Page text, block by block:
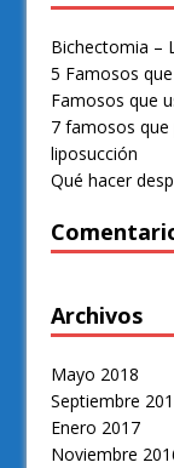
Bichectomia –
5 Famosos
Famosos que
7 famosos
liposucción
Qué hacer
Archivos
Mayo 2018
Septiembre
Enero 2017
Noviembre